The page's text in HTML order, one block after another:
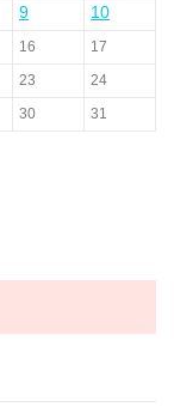
9 10
16
17
23
24
30 31